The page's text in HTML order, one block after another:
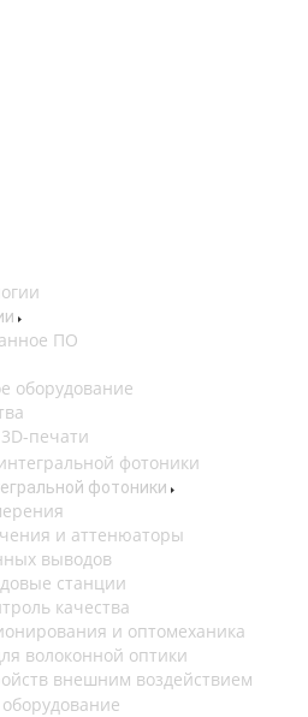
ПО
оборудование
печати
фотоники
и аттенюаторы
выводов
станции
качества
и оптомеханика
волоконной оптики
внешним воздействием